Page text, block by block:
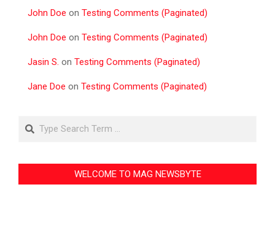
John Doe on Testing Comments (Paginated)
John Doe on Testing Comments (Paginated)
Jasin S. on Testing Comments (Paginated)
Jane Doe on Testing Comments (Paginated)
Search
WELCOME TO MAG NEWSBYTE